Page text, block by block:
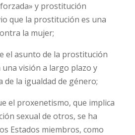
y prostitución
que la prostitución es una
la mujer;
el asunto de la prostitución
visión a largo plazo y
de la igualdad de género;
el proxenetismo, que implica
sexual de otros, se ha
Estados miembros, como